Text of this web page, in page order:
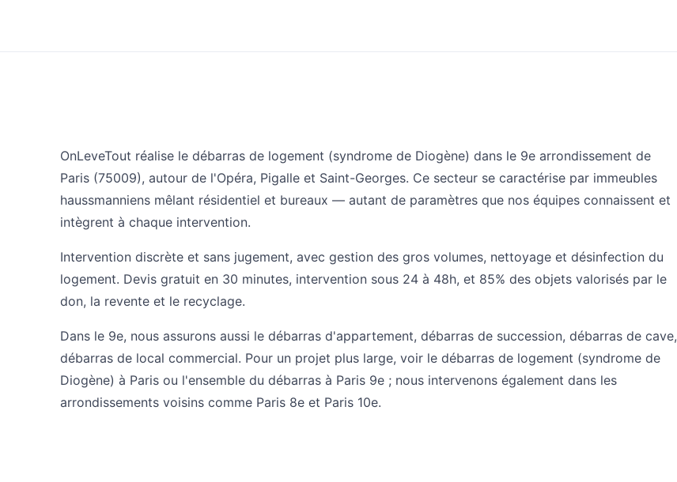
OnLeveTout réalise le débarras de logement (syndrome de Diogène) dans le 9e arrondissement de
Paris (75009), autour de l'Opéra, Pigalle et Saint-Georges. Ce secteur se caractérise par immeubles
haussmanniens mêlant résidentiel et bureaux — autant de paramètres que nos équipes connaissent et
intègrent à chaque intervention.
Intervention discrète et sans jugement, avec gestion des gros volumes, nettoyage et désinfection du
logement. Devis gratuit en 30 minutes, intervention sous 24 à 48h, et 85% des objets valorisés par le
don, la revente et le recyclage.
Dans le 9e, nous assurons aussi le débarras d'appartement, débarras de succession, débarras de cave,
débarras de local commercial. Pour un projet plus large, voir le débarras de logement (syndrome de
Diogène) à Paris ou l'ensemble du débarras à Paris 9e ; nous intervenons également dans les
arrondissements voisins comme Paris 8e et Paris 10e.